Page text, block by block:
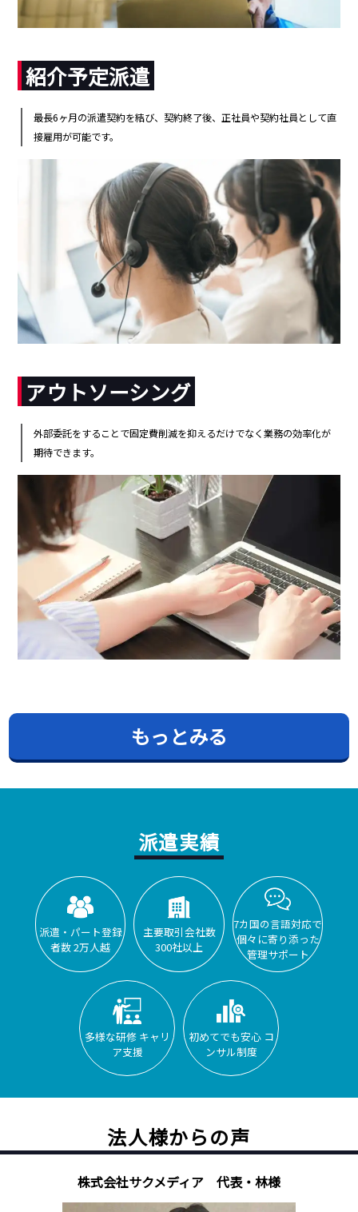
紹介予定派遣
最長6ヶ月の派遣契約を結び、契約終了後、正社員や契約社員として直
接雇用が可能です。
アウトソーシング
外部委託をすることで固定費削減を抑えるだけでなく業務の効率化が
期待できます。
もっとみる
派遣実績
派遣・パート登録
者数 2万人越
主要取引会社数
300社以上
7カ国の言語対応で
個々に寄り添った
管理サポート
多様な研修 キャリ
ア支援
初めてでも安心 コ
ンサル制度
法人様からの声
株式会社サクメディア 代表・林様